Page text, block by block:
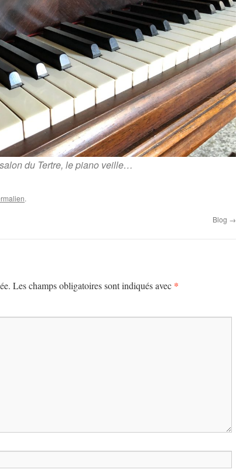
du Tertre, le piano veille…
.
Blog →
Les champs obligatoires sont indiqués avec *